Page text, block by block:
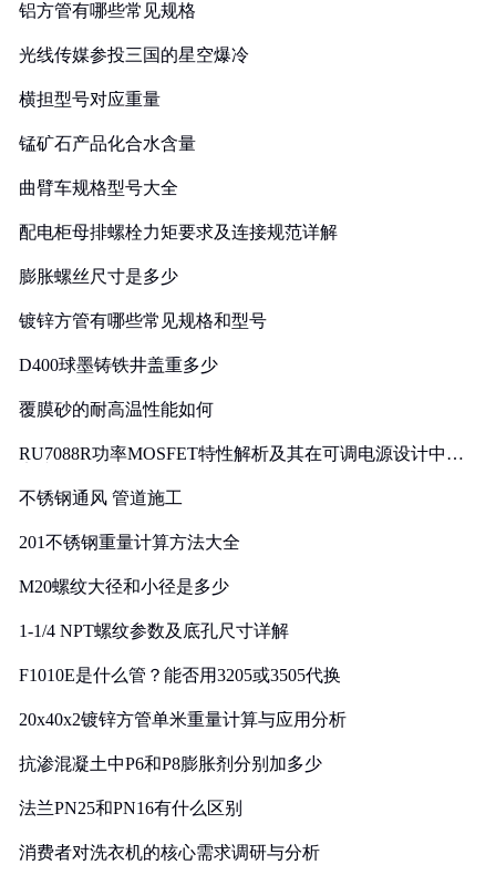
铝方管有哪些常见规格
光线传媒参投三国的星空爆冷
横担型号对应重量
锰矿石产品化合水含量
曲臂车规格型号大全
配电柜母排螺栓力矩要求及连接规范详解
膨胀螺丝尺寸是多少
镀锌方管有哪些常见规格和型号
D400球墨铸铁井盖重多少
覆膜砂的耐高温性能如何
RU7088R功率MOSFET特性解析及其在可调电源设计中的
不锈钢通风 管道施工
201不锈钢重量计算方法大全
M20螺纹大径和小径是多少
1-1/4 NPT螺纹参数及底孔尺寸详解
F1010E是什么管？能否用3205或3505代换
20x40x2镀锌方管单米重量计算与应用分析
抗渗混凝土中P6和P8膨胀剂分别加多少
法兰PN25和PN16有什么区别
消费者对洗衣机的核心需求调研与分析